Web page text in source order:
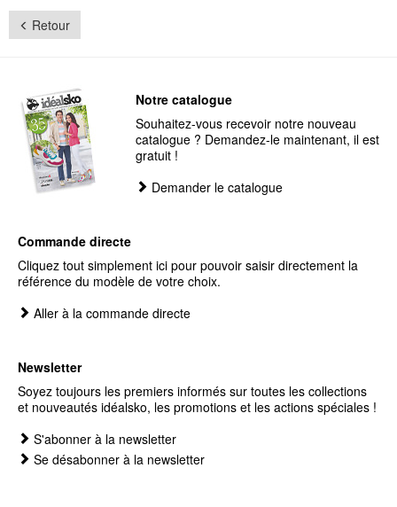
Retour
Notre catalogue
Souhaitez-vous recevoir notre nouveau
catalogue ? Demandez-le maintenant, il est
gratuit !
Demander le catalogue
Commande directe
Cliquez tout simplement ici pour pouvoir saisir directement la
référence du modèle de votre choix.
Aller à la commande directe
Newsletter
Soyez toujours les premiers informés sur toutes les collections
et nouveautés idéalsko, les promotions et les actions spéciales !
S'abonner à la newsletter
Se désabonner à la newsletter